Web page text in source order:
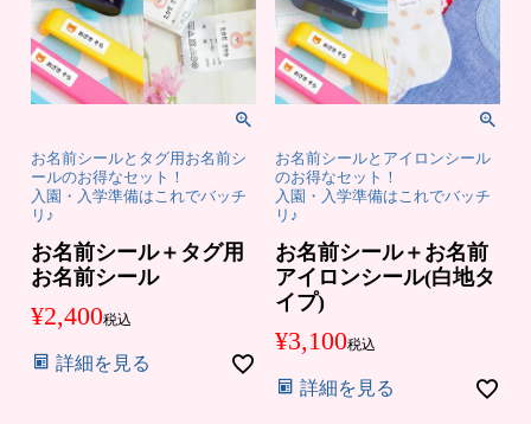
お名前シールとタグ用お名前シ
ールのお得なセット！
入園・入学準備はこれでバッチ
リ♪
お名前シール＋タグ用
お名前シール
¥2,400税込
詳細を見る
お名前シールとアイロンシール
のお得なセット！
入園・入学準備はこれでバッチ
リ♪
お名前シール＋お名前
アイロンシール(白地タ
イプ)
¥3,100税込
詳細を見る